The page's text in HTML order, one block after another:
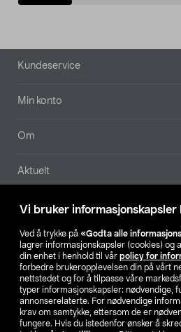
Vi bruker informasjonskapsler
Ved å trykke på «Godta alle
lagrer informasjonskapsler (cookies) og
din enhet i henhold til vår policy for
forbedre brukeropplevelsen din på vårt
nettstedet og for å tilpasse våre
typer informasjonskapsler: nødvendige,
annonserelaterte. For nødvendige
krav om samtykke, ettersom de er
fungere. Hvis du istedenfor ønsker å
Bunntekst
Kundeservice
Min konto
Om
Aktuelt
Våre selskaper
Finn din
SE NO